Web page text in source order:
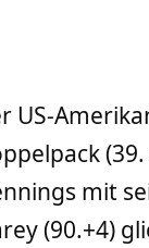
US-
mit
(90.+4)